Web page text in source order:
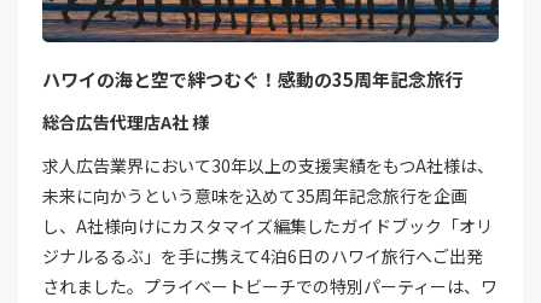
ハワイの海と空で絆つむぐ！感動の35周年記念旅行
総合広告代理店A社 様
求人広告業界において30年以上の支援実績をもつA社様は、
未来に向かうという意味を込めて35周年記念旅行を企画
し、A社様向けにカスタマイズ編集したガイドブック「オリ
ジナルるるぶ」を手に携えて4泊6日のハワイ旅行へご出発
されました。プライベートビーチでの特別パーティーは、ワ